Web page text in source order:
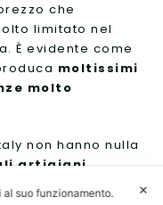
che
limitato nel
È evidente come
moltissimi
molto
non hanno nulla
artigiani
✕
suo funzionamento.